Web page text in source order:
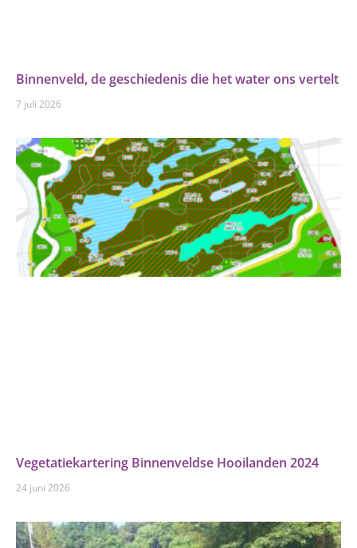
Binnenveld, de geschiedenis die het water ons vertelt
7 juli 2026
Vegetatiekartering Binnenveldse Hooilanden 2024
24 juni 2026